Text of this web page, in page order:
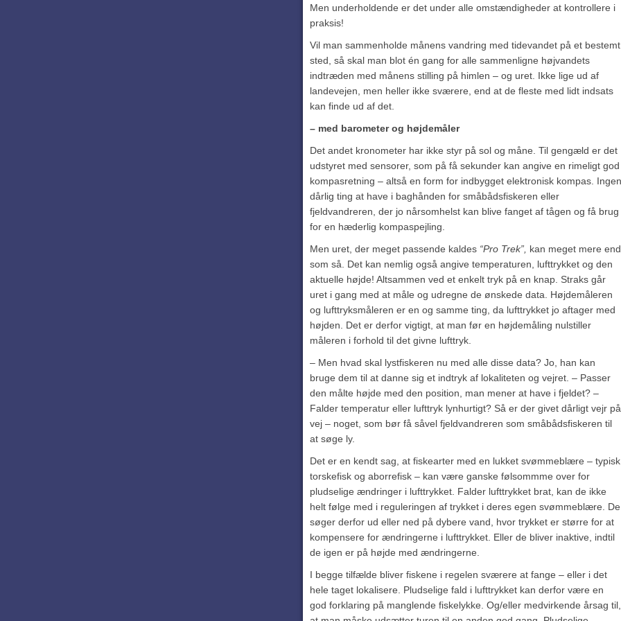
Men underholdende er det under alle omstændigheder at kontrollere i
praksis!
Vil man sammenholde månens vandring med tidevandet på et bestemt
sted, så skal man blot én gang for alle sammenligne højvandets
indtræden med månens stilling på himlen – og uret. Ikke lige ud af
landevejen, men heller ikke sværere, end at de fleste med lidt indsats
kan finde ud af det.
– med barometer og højdemåler
Det andet kronometer har ikke styr på sol og måne. Til gengæld er det
udstyret med sensorer, som på få sekunder kan angive en rimeligt god
kompasretning – altså en form for indbygget elektronisk kompas. Ingen
dårlig ting at have i baghånden for småbådsfiskeren eller
fjeldvandreren, der jo nårsomhelst kan blive fanget af tågen og få brug
for en hæderlig kompaspejling.
Men uret, der meget passende kaldes “Pro Trek”, kan meget mere end
som så. Det kan nemlig også angive temperaturen, lufttrykket og den
aktuelle højde! Altsammen ved et enkelt tryk på en knap. Straks går
uret i gang med at måle og udregne de ønskede data. Højdemåleren
og lufttryksmåleren er en og samme ting, da lufttrykket jo aftager med
højden. Det er derfor vigtigt, at man før en højdemåling nulstiller
måleren i forhold til det givne lufttryk.
– Men hvad skal lystfiskeren nu med alle disse data? Jo, han kan
bruge dem til at danne sig et indtryk af lokaliteten og vejret. – Passer
den målte højde med den position, man mener at have i fjeldet? –
Falder temperatur eller lufttryk lynhurtigt? Så er der givet dårligt vejr på
vej – noget, som bør få såvel fjeldvandreren som småbådsfiskeren til
at søge ly.
Det er en kendt sag, at fiskearter med en lukket svømmeblære – typisk
torskefisk og aborrefisk – kan være ganske følsommme over for
pludselige ændringer i lufttrykket. Falder lufttrykket brat, kan de ikke
helt følge med i reguleringen af trykket i deres egen svømmeblære. De
søger derfor ud eller ned på dybere vand, hvor trykket er større for at
kompensere for ændringerne i lufttrykket. Eller de bliver inaktive, indtil
de igen er på højde med ændringerne.
I begge tilfælde bliver fiskene i regelen sværere at fange – eller i det
hele taget lokalisere. Pludselige fald i lufttrykket kan derfor være en
god forklaring på manglende fiskelykke. Og/eller medvirkende årsag til,